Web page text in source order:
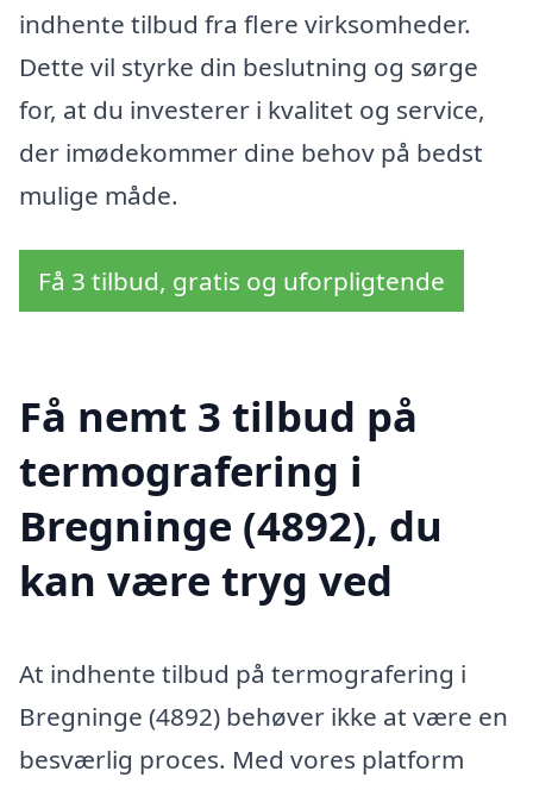
indhente tilbud fra flere virksomheder.
Dette vil styrke din beslutning og sørge
for, at du investerer i kvalitet og service,
der imødekommer dine behov på bedst
mulige måde.
Få 3 tilbud, gratis og uforpligtende
Få nemt 3 tilbud på
termografering i
Bregninge (4892), du
kan være tryg ved
At indhente tilbud på termografering i
Bregninge (4892) behøver ikke at være en
besværlig proces. Med vores platform